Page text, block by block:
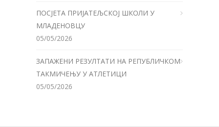
ПОСЈЕТА ПРИЈАТЕЉСКОЈ ШКОЛИ У
МЛАДЕНОВЦУ
05/05/2026
ЗАПАЖЕНИ РЕЗУЛТАТИ НА РЕПУБЛИЧКОМ
ТАКМИЧЕЊУ У АТЛЕТИЦИ
05/05/2026